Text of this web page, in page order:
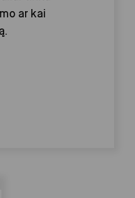
ar kai